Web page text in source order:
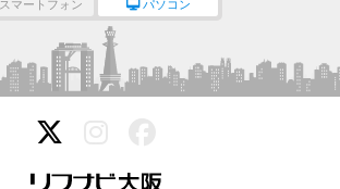
スマートフォン パソコン